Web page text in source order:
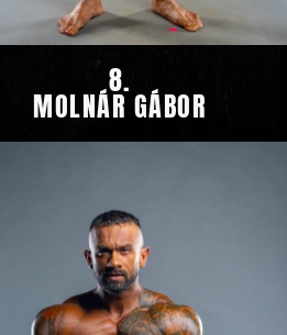
8.
MOLNÁR GÁBOR